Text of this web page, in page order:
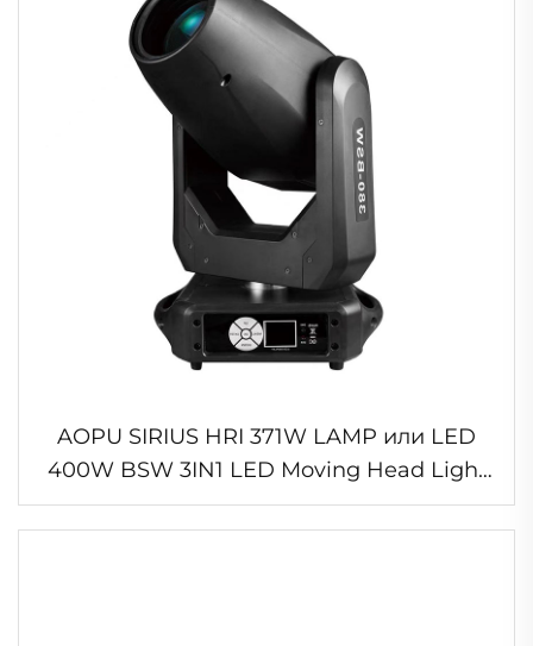
AOPU SIRIUS HRI 371W LAMP или LED
400W BSW 3IN1 LED Moving Head Light
Beam Moving Head Stage Light для DJ-
диско Рождество